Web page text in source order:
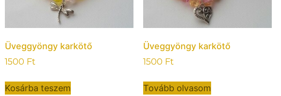
Üveggyöngy karkötő
1500 Ft
Kosárba teszem
Üveggyöngy karkötő
1500 Ft
Tovább olvasom